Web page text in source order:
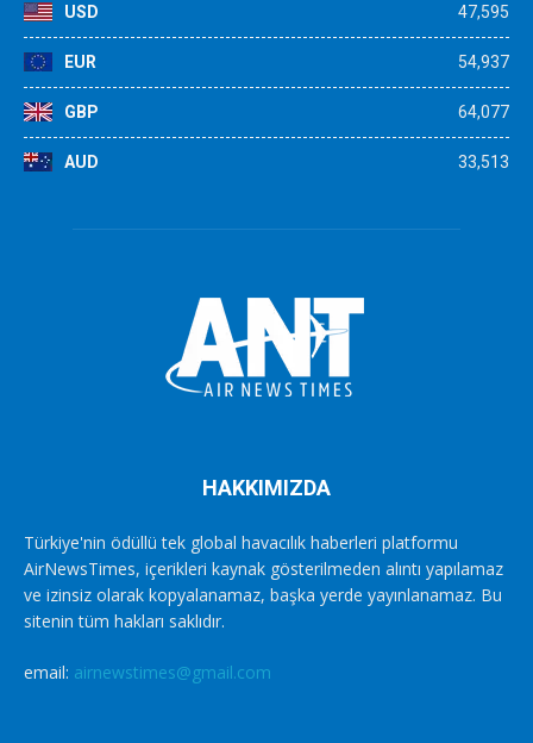
USD 47,595
EUR 54,937
GBP 64,077
AUD 33,513
HAKKIMIZDA
Türkiye'nin ödüllü tek global havacılık haberleri platformu
AirNewsTimes, içerikleri kaynak gösterilmeden alıntı yapılamaz
ve izinsiz olarak kopyalanamaz, başka yerde yayınlanamaz. Bu
sitenin tüm hakları saklıdır.
email: airnewstimes@gmail.com